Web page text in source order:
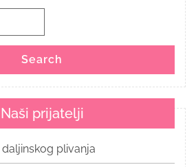
Search
Naši prijatelji
plivanja